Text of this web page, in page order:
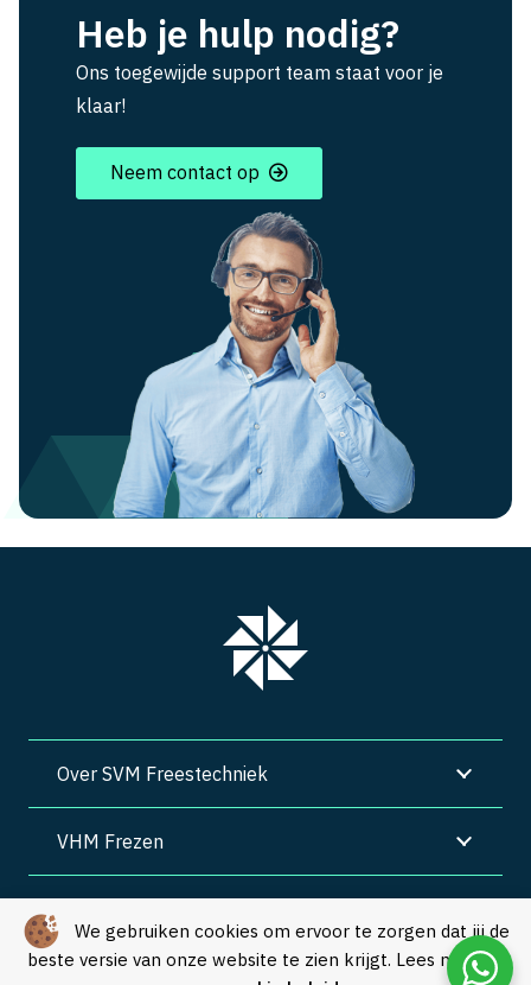
We gebruiken cookies om ervoor te zorgen dat jij de
beste versie van onze website te zien krijgt. Lees meer in
Heb je hulp nodig?
Ons toegewijde support team staat voor je
klaar!
Neem contact op
Over SVM Freestechniek
VHM Frezen
Algemene voorwaarden | Privacy